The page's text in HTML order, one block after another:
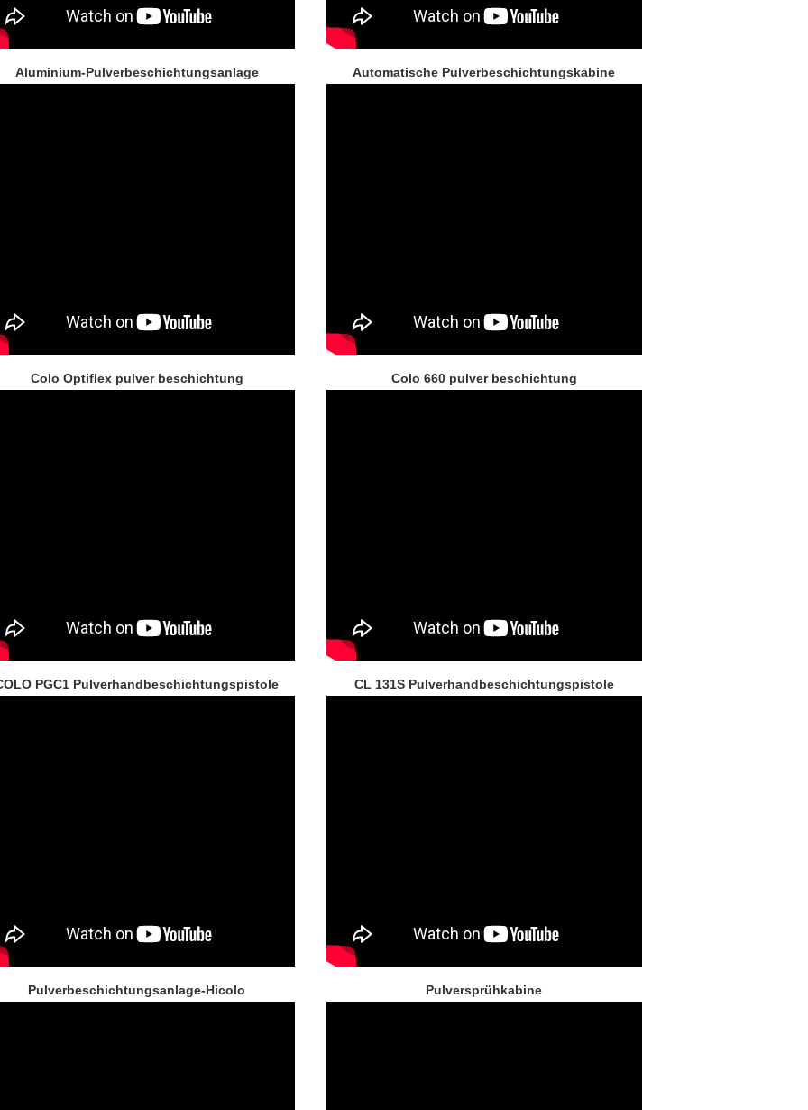
Aluminium-Pulverbeschichtungsanlage Automatische Pulverbeschichtungskabine
Colo Optiflex pulver beschichtung Colo 660 pulver beschichtung
PGC1 Pulverhandbeschichtungspistole CL 131S Pulverhandbeschichtungspistole
Pulverbeschichtungsanlage-Hicolo Pulversprühkabine